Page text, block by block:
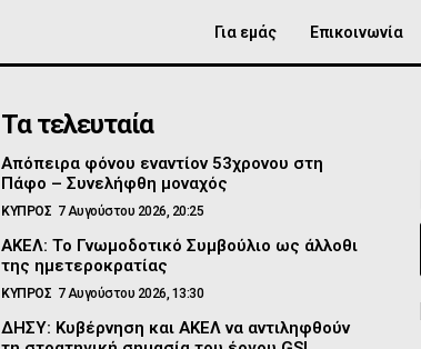
Για εμάς Επικοινωνία
Τα τελευταία
Απόπειρα φόνου εναντίον 53χρονου στη
Πάφο – Συνελήφθη μοναχός
ΚΥΠΡΟΣ 7 Αυγούστου 2026, 20:25
ΑΚΕΛ: Το Γνωμοδοτικό Συμβούλιο ως άλλοθι
της ημετεροκρατίας
ΚΥΠΡΟΣ 7 Αυγούστου 2026, 13:30
ΔΗΣΥ: Κυβέρνηση και ΑΚΕΛ να αντιληφθούν